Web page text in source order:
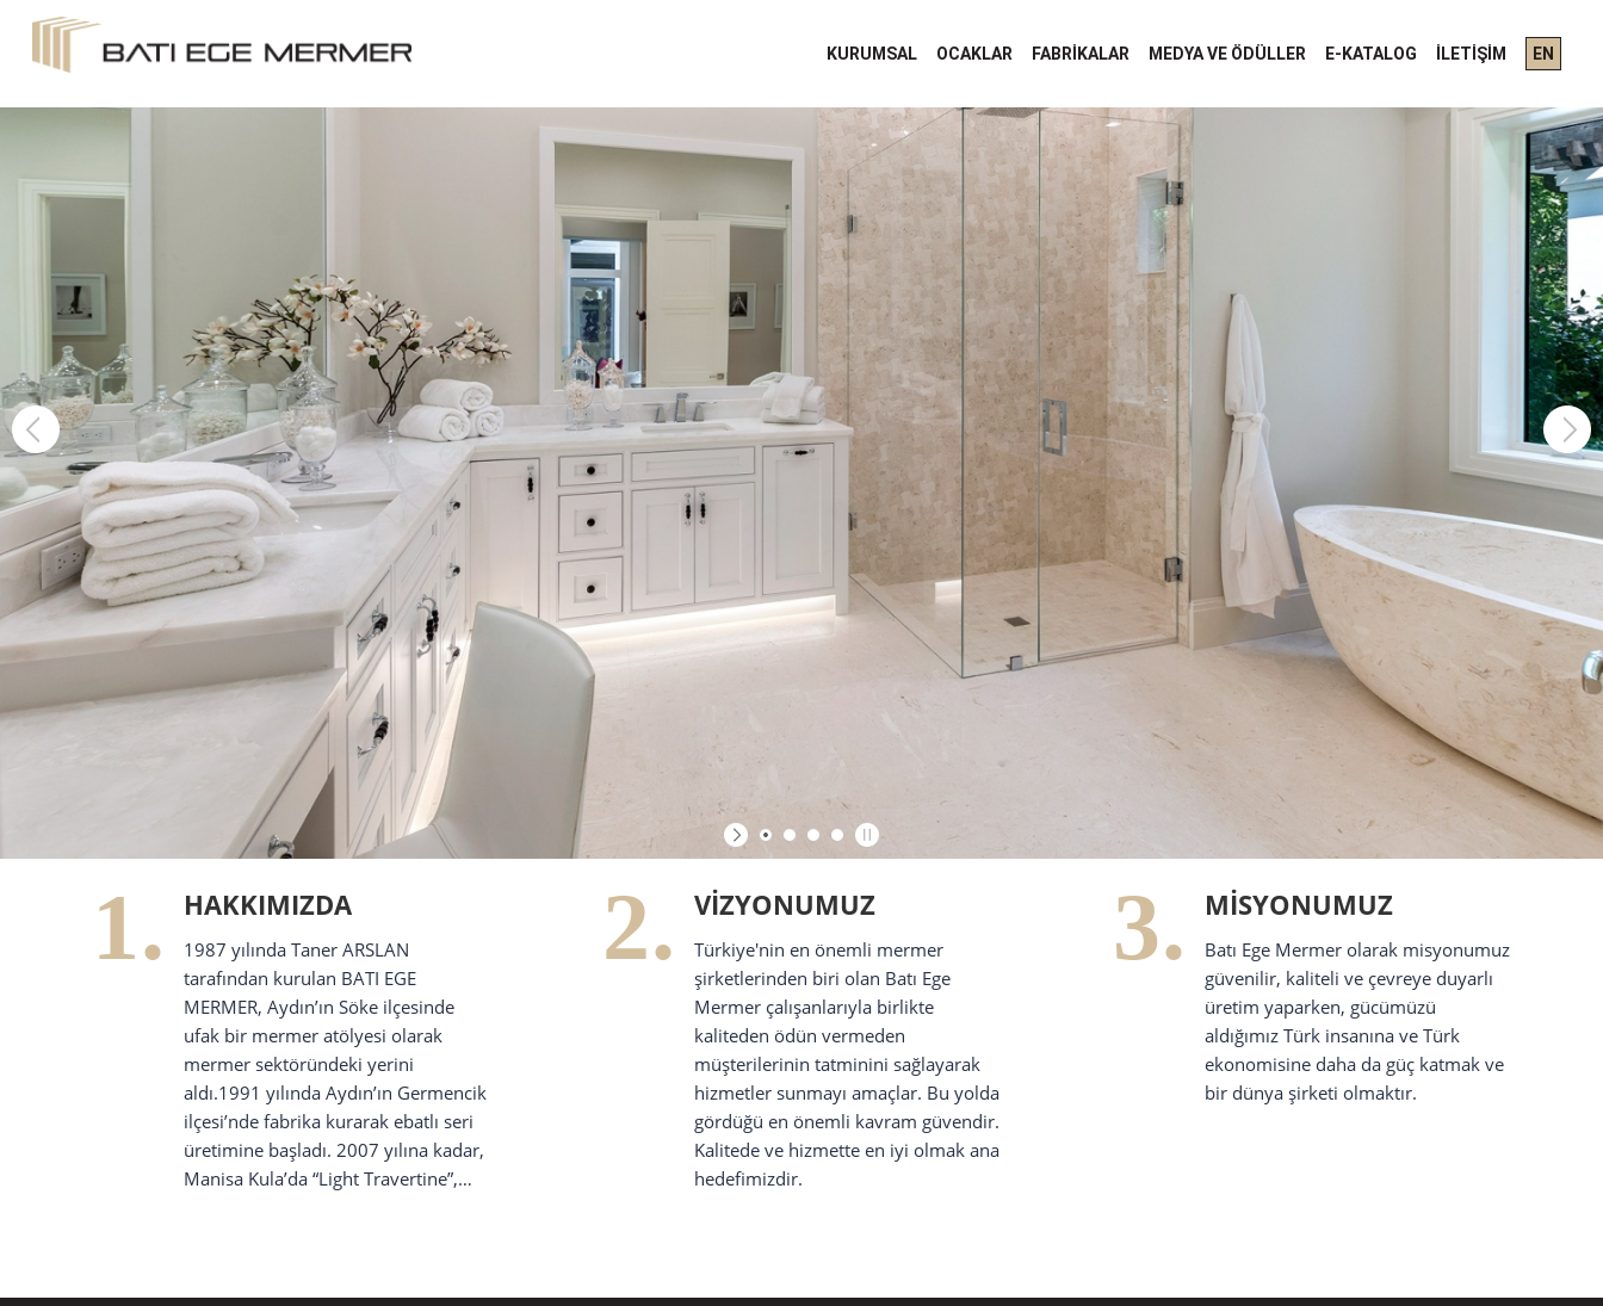
KURUMSAL OCAKLAR FABRIKALAR MEDYA VE ÖDÜLLER E-KATALOG İLETIŞIM EN
1. HAKKIMIZDA
1987 yılında Taner ARSLAN
tarafından kurulan BATI EGE
MERMER, Aydın’ın Söke ilçesinde
ufak bir mermer atölyesi olarak
mermer sektöründeki yerini
aldı.1991 yılında Aydın’ın Germencik
ilçesi’nde fabrika kurarak ebatlı seri
üretimine başladı. 2007 yılına kadar,
Manisa Kula’da “Light Travertine”,
“Noce Travertine”, “Pink Crystal”
2. VIZYONUMUZ
Türkiye'nin en önemli mermer
şirketlerinden biri olan Batı Ege
Mermer çalışanlarıyla birlikte
kaliteden ödün vermeden
müşterilerinin tatminini sağlayarak
hizmetler sunmayı amaçlar. Bu yolda
gördüğü en önemli kavram güvendir.
Kalitede ve hizmette en iyi olmak ana
hedefimizdir.
3. MISYONUMUZ
Batı Ege Mermer olarak misyonumuz
güvenilir, kaliteli ve çevreye duyarlı
üretim yaparken, gücümüzü
aldığımız Türk insanına ve Türk
ekonomisine daha da güç katmak ve
bir dünya şirketi olmaktır.